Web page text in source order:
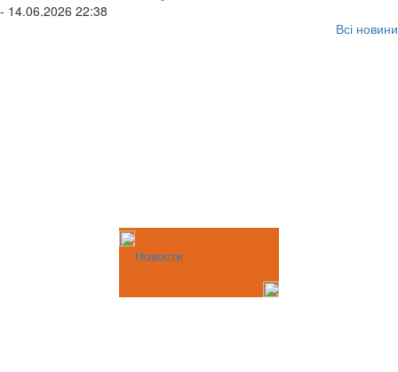
- 14.06.2026 22:38
Всі новини
Новости